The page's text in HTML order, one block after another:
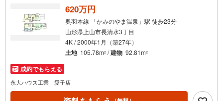
620万円
奥羽本線 「かみのやま温泉」駅 徒歩23分
山形県上山市長清水3丁目
4K / 2000年1月（築27年）
土地 105.78m2 /建物 92.81m2
成約でもらえる
永大ハウス工業 愛子店